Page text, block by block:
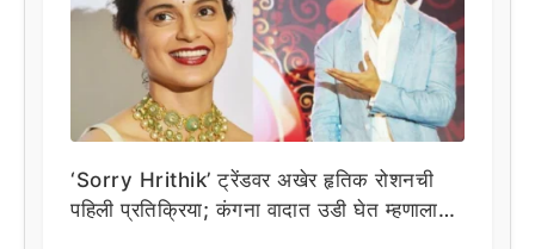
‘Sorry Hrithik’ ट्रेंडवर अखेर हृतिक रोशनची
पहिली प्रतिक्रिया; कंगना वादात उडी घेत म्हणाला…